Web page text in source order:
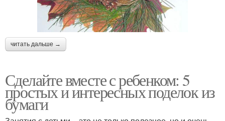
читать дальше →
Сделайте вместе с ребенком: 5
простых и интересных поделок из
бумаги